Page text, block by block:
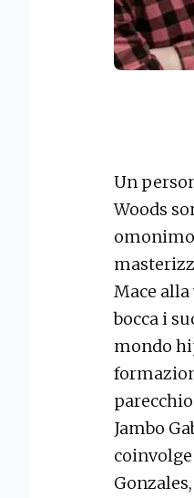
Un
Woods
Mace
bocca i
mondo
Jambo